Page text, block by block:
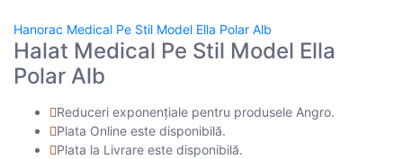
Hanorac Medical Pe Stil Model Ella Polar Alb
Halat Medical Pe Stil Model Ella
Polar Alb
Reduceri exponențiale pentru produsele Angro.
Plata Online este disponibilă.
Plata la Livrare este disponibilă.